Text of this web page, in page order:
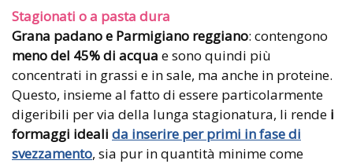
Stagionati o a pasta dura
Grana padano e Parmigiano reggiano: contengono
meno del 45% di acqua e sono quindi più
concentrati in grassi e in sale, ma anche in proteine.
Questo, insieme al fatto di essere particolarmente
digeribili per via della lunga stagionatura, li rende i
formaggi ideali da inserire per primi in fase di
svezzamento, sia pur in quantità minime come